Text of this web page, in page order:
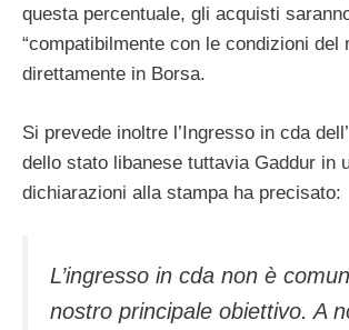
questa percentuale, gli acquisti
“compatibilmente con le condizioni del
direttamente in Borsa.
Si prevede inoltre l’Ingresso in cda
dello stato libanese tuttavia Gaddur in
dichiarazioni alla stampa ha precisato:
L’ingresso in cda non è
nostro principale obiettivo. A